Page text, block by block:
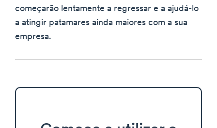
começarão lentamente a regressar e a ajudá-lo
a atingir patamares ainda maiores com a sua
empresa.